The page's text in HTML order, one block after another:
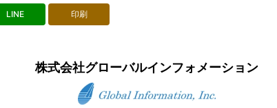
LINE 印刷
株式会社グローバルインフォメーション